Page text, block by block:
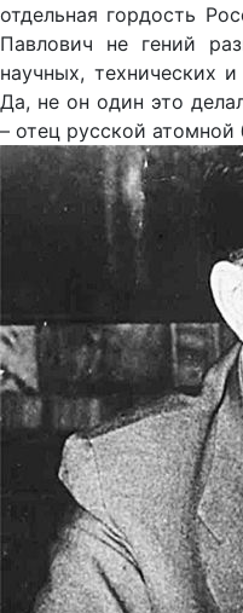
отдельная гордость
Павлович не гений
научных, технических
Да, не он один это
– отец русской атомной